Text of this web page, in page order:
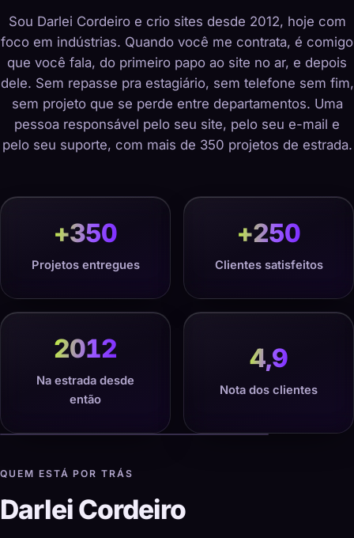
Sou Darlei Cordeiro e crio sites desde 2012, hoje com
foco em indústrias. Quando você me contrata, é comigo
que você fala, do primeiro papo ao site no ar, e depois
dele. Sem repasse pra estagiário, sem telefone sem fim,
sem projeto que se perde entre departamentos. Uma
pessoa responsável pelo seu site, pelo seu e-mail e
pelo seu suporte, com mais de 350 projetos de estrada.
+350
Projetos entregues
+250
Clientes satisfeitos
2012
Na estrada desde
então
4,9
Nota dos clientes
QUEM ESTÁ POR TRÁS
Darlei Cordeiro